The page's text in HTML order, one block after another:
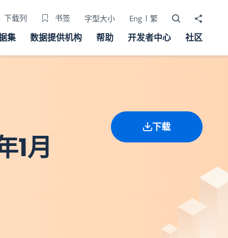
下载列 书签 字型大小 Eng 繁 打开搜寻器
分享至
集 数据提供机构 帮助 开发者中心 社区
1月
下载